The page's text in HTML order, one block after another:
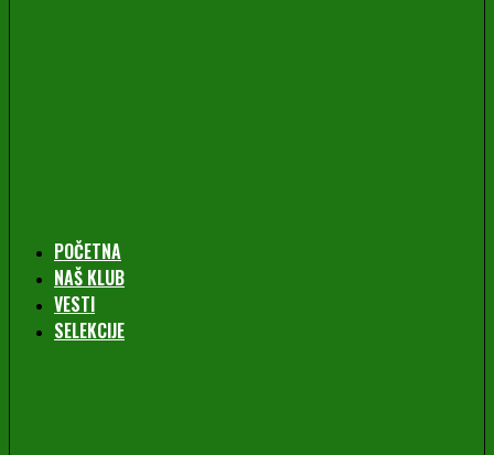
POČETNA
NAŠ KLUB
VESTI
SELEKCIJE